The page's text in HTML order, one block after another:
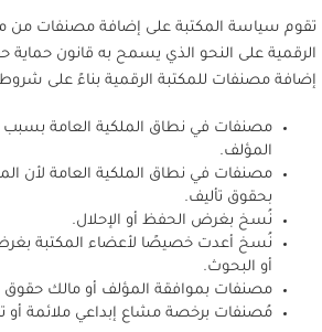
تقوم سياسة المكتبة على إضافة مصنفات من
الرقمية على النحو الذي يسمح به قانون حماية
إضافة مصنفات للمكتبة الرقمية بناءً على
مصنفات في نطاق الملكية العامة
المؤلف.
مصنفات في نطاق الملكية العامة لأن
بحقوق تأليف.
نُسخ بغرض الحفظ أو الإحلال.
نُسخ أعدت خصيصًا لأعضاء المكتبة بغرض
أو البحوث.
مصنفات بموافقة المؤلف أو مالك حقوق
مُصنفات برخصة مشاع إبداعي ملائمة أو